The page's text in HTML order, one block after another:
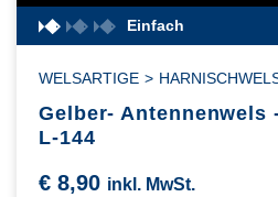
Einfach
WELSARTIGE >
Gelber- Antennenwels
L-144
€ 8,90 inkl. MwSt.